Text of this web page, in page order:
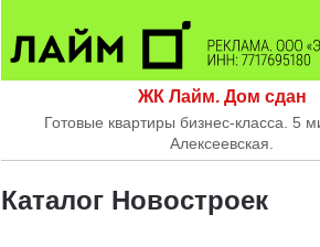
ЖК Лайм. Дом сдан
Готовые квартиры бизнес-класса. 5
Алексеевская.
Каталог Новостроек